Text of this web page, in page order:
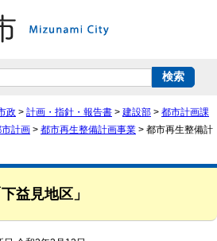
政 > 計画・指針・報告書 > 建設部 > 都市計画課
計画 > 都市再生整備計画事業 > 都市再生整備計
益見地区」